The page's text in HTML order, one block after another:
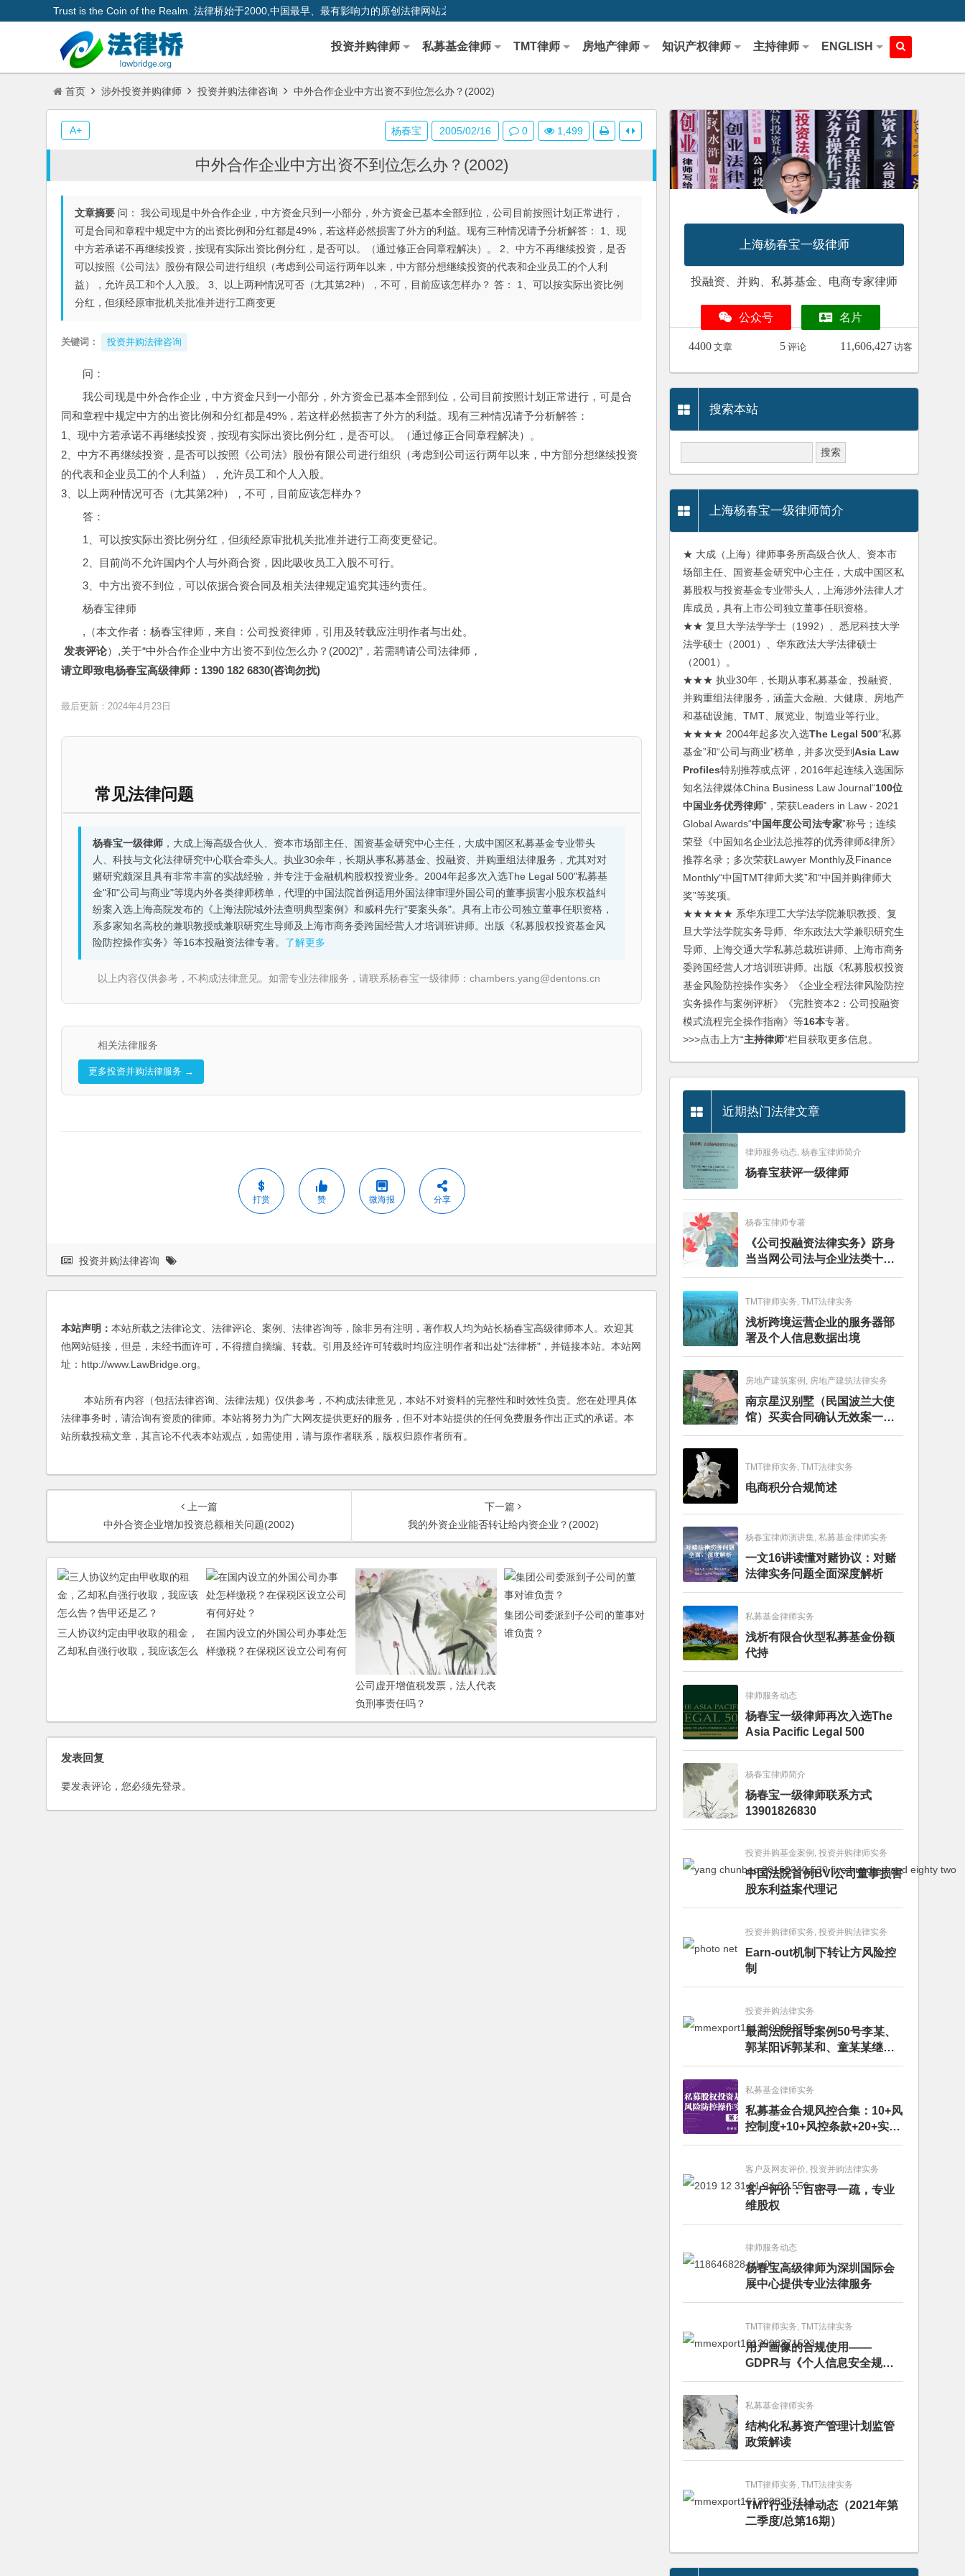
Trust is the Coin of the Realm. 法律桥始于2000,中国最早、最有影响力的原创法律网站之一
投资并购律师 私募基金律师 TMT律师 房地产律师 知识产权律师 主持律师 ENGLISH
首页 涉外投资并购律师 投资并购法律咨询 中外合作企业中方出资不到位怎么办？(2002)
中外合作企业中方出资不到位怎么办？(2002)
文章摘要 问： 我公司现是中外合作企业，中方资金只到一小部分，外方资金已基本全部到位，公司目前按照计划正常进行，
可是合同和章程中规定中方的出资比例和分红都是49%，若这样必然损害了外方的利益。现有三种情况请予分析解答： 1、现
中方若承诺不再继续投资，按现有实际出资比例分红，是否可以。（通过修正合同章程解决）。 2、中方不再继续投资，是否
可以按照《公司法》股份有限公司进行组织（考虑到公司运行两年以来，中方部分想继续投资的代表和企业员工的个人利
益），允许员工和个人入股。 3、以上两种情况可否（尢其第2种），不可，目前应该怎样办？ 答： 1、可以按实际出资比例
分红，但须经原审批机关批准并进行工商变更
关键词： 投资并购法律咨询
问：
我公司现是中外合作企业，中方资金只到一小部分，外方资金已基本全部到位，公司目前按照计划正常进行，可是合
同和章程中规定中方的出资比例和分红都是49%，若这样必然损害了外方的利益。现有三种情况请予分析解答：
1、现中方若承诺不再继续投资，按现有实际出资比例分红，是否可以。（通过修正合同章程解决）。
2、中方不再继续投资，是否可以按照《公司法》股份有限公司进行组织（考虑到公司运行两年以来，中方部分想继续投资
的代表和企业员工的个人利益），允许员工和个人入股。
3、以上两种情况可否（尢其第2种），不可，目前应该怎样办？
答：
1、可以按实际出资比例分红，但须经原审批机关批准并进行工商变更登记。
2、目前尚不允许国内个人与外商合资，因此吸收员工入股不可行。
3、中方出资不到位，可以依据合资合同及相关法律规定追究其违约责任。
杨春宝律师
,（本文作者：杨春宝律师，来自：公司投资律师，引用及转载应注明作者与出处。
发表评论）,关于“中外合作企业中方出资不到位怎么办？(2002)”，若需聘请公司法律师，
请立即致电杨春宝高级律师：1390 182 6830(咨询勿扰)
最后更新：2024年4月23日
常见法律问题
杨春宝一级律师，大成上海高级合伙人、资本市场部主任、国资基金研究中心主任，大成中国区私募基金专业带头
人、科技与文化法律研究中心联合牵头人。执业30余年，长期从事私募基金、投融资、并购重组法律服务，尤其对对
赌研究颇深且具有非常丰富的实战经验，并专注于金融机构股权投资业务。2004年起多次入选The Legal 500"私募基
金"和"公司与商业"等境内外各类律师榜单，代理的中国法院首例适用外国法律审理外国公司的董事损害小股东权益纠
纷案入选上海高院发布的《上海法院域外法查明典型案例》和威科先行"要案头条"。具有上市公司独立董事任职资格，
系多家知名高校的兼职教授或兼职研究生导师及上海市商务委跨国经营人才培训班讲师。出版《私募股权投资基金风
险防控操作实务》等16本投融资法律专著。 了解更多
以上内容仅供参考，不构成法律意见。如需专业法律服务，请联系杨春宝一级律师：chambers.yang@dentons.cn
相关法律服务
更多投资并购法律服务 →
打赏 赞 微海报 分享
杨春宝 2005/02/16 0 1,499
A+
投资并购法律咨询
本站声明： 本站所载之法律论文、法律评论、案例、法律咨询等，除非另有注明，著作权人均为站长杨春宝高级律师本人。欢迎其
他网站链接，但是，未经书面许可，不得擅自摘编、转载。引用及经许可转载时均应注明作者和出处"法律桥"，并链接本站。本站网
址：http://www.LawBridge.org。
本站所有内容（包括法律咨询、法律法规）仅供参考，不构成法律意见，本站不对资料的完整性和时效性负责。您在处理具体
法律事务时，请洽询有资质的律师。本站将努力为广大网友提供更好的服务，但不对本站提供的任何免费服务作出正式的承诺。本
站所载投稿文章，其言论不代表本站观点，如需使用，请与原作者联系，版权归原作者所有。
上一篇
中外合资企业增加投资总额相关问题(2002)
下一篇
我的外资企业能否转让给内资企业？(2002)
三人协议约定由甲收取的租金，
乙却私自强行收取，我应该怎么
在国内设立的外国公司办事处怎
样缴税？在保税区设立公司有何
公司虚开增值税发票，法人代表
负刑事责任吗？
集团公司委派到子公司的董事对
谁负责？
发表回复
要发表评论，您必须先登录。
上海杨春宝一级律师
投融资、并购、私募基金、电商专家律师
公众号 名片
4400 文章 5 评论 11,606,427 访客
搜索本站
上海杨春宝一级律师简介
★ 大成（上海）律师事务所高级合伙人、资本市
场部主任、国资基金研究中心主任，大成中国区私
募股权与投资基金专业带头人，上海涉外法律人才
库成员，具有上市公司独立董事任职资格。
★★ 复旦大学法学学士（1992）、悉尼科技大学
法学硕士（2001）、华东政法大学法律硕士
（2001）。
★★★ 执业30年，长期从事私募基金、投融资、
并购重组法律服务，涵盖大金融、大健康、房地产
和基础设施、TMT、展览业、制造业等行业。
★★★★ 2004年起多次入选The Legal 500“私募
基金”和“公司与商业”榜单，并多次受到Asia Law
Profiles特别推荐或点评，2016年起连续入选国际
知名法律媒体China Business Law Journal“100位
中国业务优秀律师”，荣获Leaders in Law - 2021
Global Awards“中国年度公司法专家”称号；连续
荣登《中国知名企业法总推荐的优秀律师&律所》
推荐名录；多次荣获Lawyer Monthly及Finance
Monthly“中国TMT律师大奖”和“中国并购律师大
奖”等奖项。
★★★★★ 系华东理工大学法学院兼职教授、复
旦大学法学院实务导师、华东政法大学兼职研究生
导师、上海交通大学私募总裁班讲师、上海市商务
委跨国经营人才培训班讲师。出版《私募股权投资
基金风险防控操作实务》《企业全程法律风险防控
实务操作与案例评析》《完胜资本2：公司投融资
模式流程完全操作指南》等16本专著。
>>>点击上方“主持律师”栏目获取更多信息。
近期热门法律文章
律师服务动态, 杨春宝律师简介
杨春宝获评一级律师
杨春宝律师专著
《公司投融资法律实务》跻身
当当网公司法与企业法类十大
畅销图书榜
TMT律师实务, TMT法律实务
浅析跨境运营企业的服务器部
署及个人信息数据出境
房地产建筑案例, 房地产建筑法律实务
南京星汉别墅（民国波兰大使
馆）买卖合同确认无效案一审
判决书
TMT律师实务, TMT法律实务
电商积分合规简述
杨春宝律师演讲集, 私募基金律师实务
一文16讲读懂对赌协议：对赌
法律实务问题全面深度解析
私募基金律师实务
浅析有限合伙型私募基金份额
代持
律师服务动态
杨春宝一级律师再次入选The
Asia Pacific Legal 500
杨春宝律师简介
杨春宝一级律师联系方式
13901826830
投资并购基金案例, 投资并购律师实务
中国法院首例BVI公司董事损害
股东利益案代理记
投资并购律师实务, 投资并购法律实务
Earn-out机制下转让方风险控
制
投资并购法律实务
最高法院指导案例50号李某、
郭某阳诉郭某和、童某某继承
纠纷案
私募基金律师实务
私募基金合规风控合集：10+风
控制度+10+风控条款+20+实务
文章+每月动态
客户及网友评价, 投资并购法律实务
客户评价：百密寻一疏，专业
维股权
律师服务动态
杨春宝高级律师为深圳国际会
展中心提供专业法律服务
TMT律师实务, TMT法律实务
用户画像的合规使用——
GDPR与《个人信息安全规
范》的比较分析
私募基金律师实务
结构化私募资产管理计划监管
政策解读
TMT律师实务, TMT法律实务
TMT行业法律动态（2021年第
二季度/总第16期）